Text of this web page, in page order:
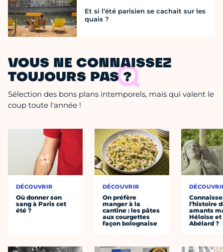
Et si l’été parisien se cachait sur les
quais ?
VOUS NE CONNAISSEZ
TOUJOURS PAS ?
Sélection des bons plans intemporels, mais qui valent le
coup toute l'année !
DÉCOUVRIR
Où donner son
sang à Paris cet
été ?
DÉCOUVRIR
On préfère
manger à la
cantine : les pâtes
aux courgettes
façon bolognaise
l’histoire
amants
Héloïse et
Abélard ?